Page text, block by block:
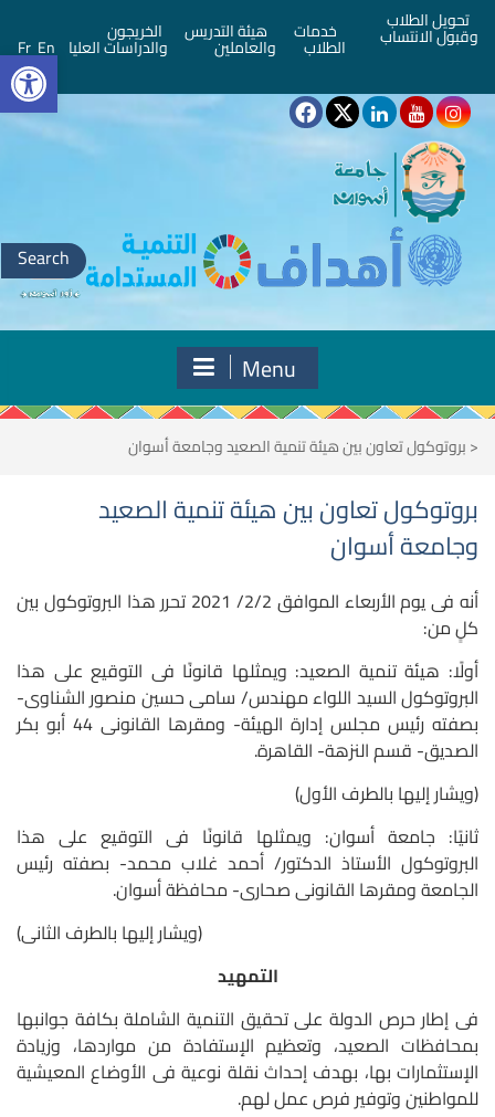
تحويل الطلاب
وقبول الانتساب خدمات
الطلاب
هيئة التدريس
والعاملين
الخريجون
والدراسات العليا En
Fr
Search
for:
Menu
<بروتوكول تعاون بين هيئة تنمية الصعيد وجامعة أسوان
بروتوكول تعاون بين هيئة تنمية الصعيد
وجامعة أسوان
أنه فى يوم الأربعاء الموافق 2/2/ 2021 تحرر هذا البروتوكول بين
كلٍ من:
أولًا: هيئة تنمية الصعيد: ويمثلها قانونًا فى التوقيع على هذا
البروتوكول السيد اللواء مهندس/ سامى حسين منصور الشناوى-
بصفته رئيس مجلس إدارة الهيئة- ومقرها القانونى 44 أبو بكر
الصديق- قسم النزهة- القاهرة.
(ويشار إليها بالطرف الأول)
ثانيًا: جامعة أسوان: ويمثلها قانونًا فى التوقيع على هذا
البروتوكول الأستاذ الدكتور/ أحمد غلاب محمد- بصفته رئيس
الجامعة ومقرها القانونى صحارى- محافظة أسوان.
(ويشار إليها بالطرف الثانى)
التمهيد
فى إطار حرص الدولة على تحقيق التنمية الشاملة بكافة جوانبها
بمحافظات الصعيد، وتعظيم الإستفادة من مواردها، وزيادة
الإستثمارات بها، بهدف إحداث نقلة نوعية فى الأوضاع المعيشية
للمواطنين وتوفير فرص عمل لهم.